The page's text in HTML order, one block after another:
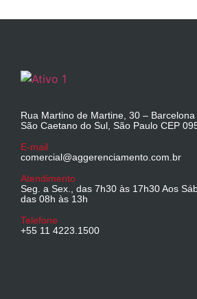
Rua Martino de Martine, 30 – Barcelona
São Caetano do Sul, São Paulo CEP
E-mail
comercial@aggerenciamento.com.br
Atendimento
Seg. a Sex., das 7h30 às 17h30 Aos
das 08h às 13h
Telefone
+55 11 4223.1500